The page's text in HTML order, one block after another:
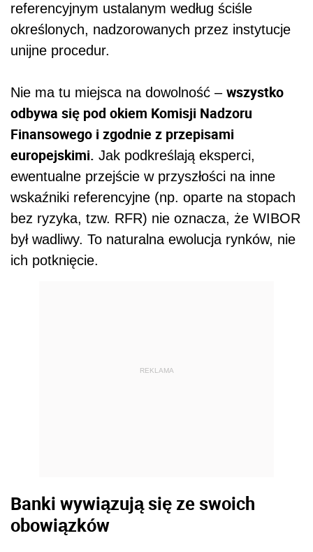
referencyjnym ustalanym według ściśle
określonych, nadzorowanych przez instytucje
unijne procedur.
Nie ma tu miejsca na dowolność – wszystko
odbywa się pod okiem Komisji Nadzoru
Finansowego i zgodnie z przepisami
europejskimi. Jak podkreślają eksperci,
ewentualne przejście w przyszłości na inne
wskaźniki referencyjne (np. oparte na stopach
bez ryzyka, tzw. RFR) nie oznacza, że WIBOR
był wadliwy. To naturalna ewolucja rynków, nie
ich potknięcie.
REKLAMA
Banki wywiązują się ze swoich
obowiązków